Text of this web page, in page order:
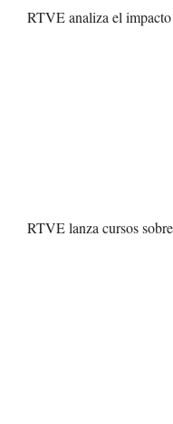
RTVE analiza el
RTVE lanza cursos